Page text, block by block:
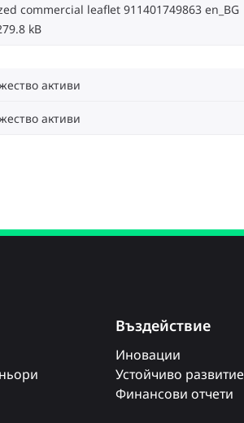
commercial leaflet 911401749863 en_BG
kB
активи
активи
Въздействие
Иновации
Устойчиво развитие
Финансови отчети